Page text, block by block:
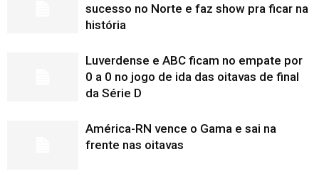
sucesso no Norte e faz show pra ficar na
história
Luverdense e ABC ficam no empate por
0 a 0 no jogo de ida das oitavas de final
da Série D
América-RN vence o Gama e sai na
frente nas oitavas